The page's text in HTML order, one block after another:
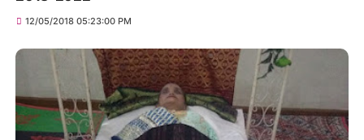
12/05/2018 05:23:00 PM